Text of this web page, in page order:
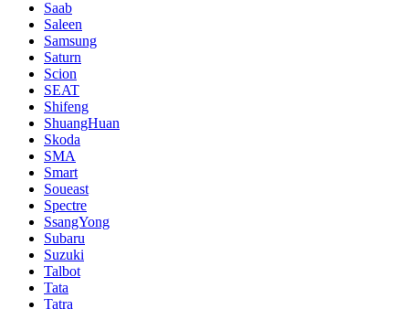
Saab
Saleen
Samsung
Saturn
Scion
SEAT
Shifeng
ShuangHuan
Skoda
SMA
Smart
Soueast
Spectre
SsangYong
Subaru
Suzuki
Talbot
Tata
Tatra